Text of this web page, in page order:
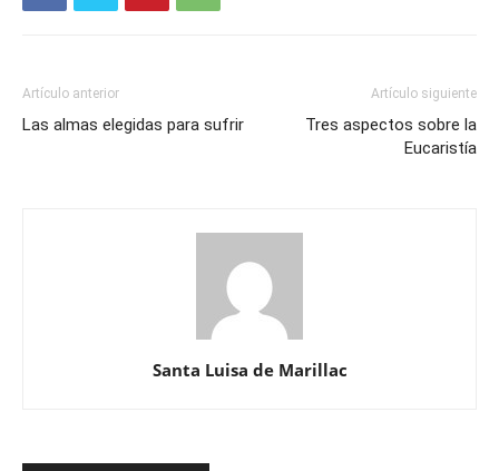
Artículo anterior
Las almas elegidas para sufrir
Artículo siguiente
Tres aspectos sobre la
Eucaristía
Santa Luisa de Marillac